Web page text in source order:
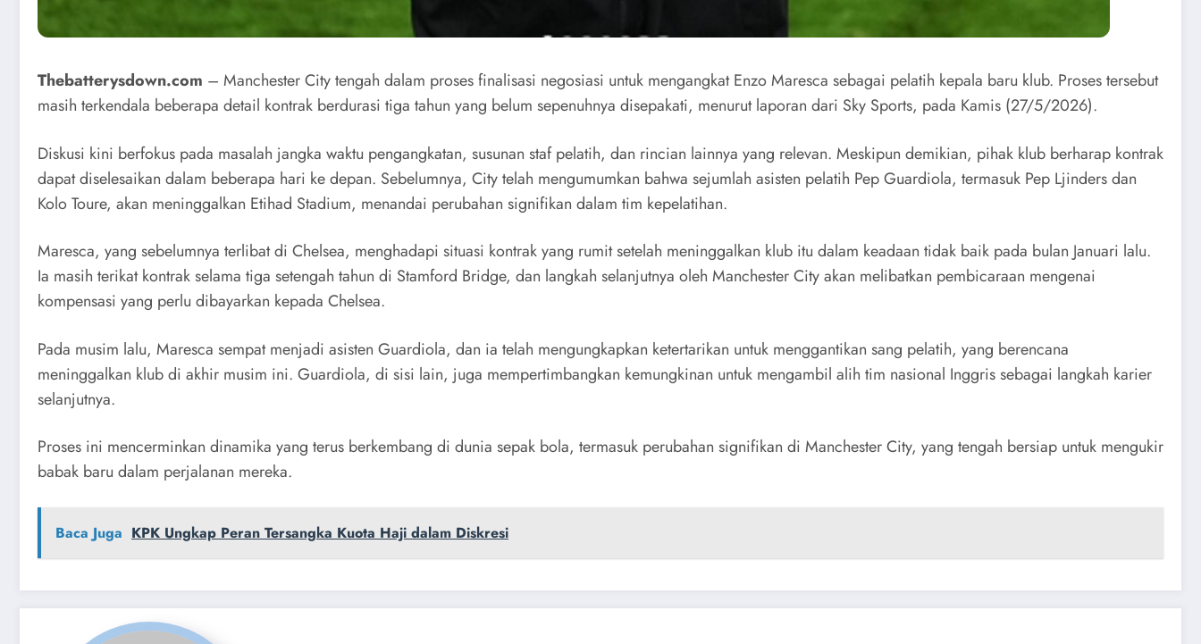
Thebatterysdown.com – Manchester City tengah dalam proses finalisasi negosiasi untuk mengangkat Enzo Maresca sebagai pelatih kepala baru klub. Proses tersebut
masih terkendala beberapa detail kontrak berdurasi tiga tahun yang belum sepenuhnya disepakati, menurut laporan dari Sky Sports, pada Kamis (27/5/2026).
Diskusi kini berfokus pada masalah jangka waktu pengangkatan, susunan staf pelatih, dan rincian lainnya yang relevan. Meskipun demikian, pihak klub berharap kontrak
dapat diselesaikan dalam beberapa hari ke depan. Sebelumnya, City telah mengumumkan bahwa sejumlah asisten pelatih Pep Guardiola, termasuk Pep Ljinders dan
Kolo Toure, akan meninggalkan Etihad Stadium, menandai perubahan signifikan dalam tim kepelatihan.
Maresca, yang sebelumnya terlibat di Chelsea, menghadapi situasi kontrak yang rumit setelah meninggalkan klub itu dalam keadaan tidak baik pada bulan Januari lalu.
Ia masih terikat kontrak selama tiga setengah tahun di Stamford Bridge, dan langkah selanjutnya oleh Manchester City akan melibatkan pembicaraan mengenai
kompensasi yang perlu dibayarkan kepada Chelsea.
Pada musim lalu, Maresca sempat menjadi asisten Guardiola, dan ia telah mengungkapkan ketertarikan untuk menggantikan sang pelatih, yang berencana
meninggalkan klub di akhir musim ini. Guardiola, di sisi lain, juga mempertimbangkan kemungkinan untuk mengambil alih tim nasional Inggris sebagai langkah karier
selanjutnya.
Proses ini mencerminkan dinamika yang terus berkembang di dunia sepak bola, termasuk perubahan signifikan di Manchester City, yang tengah bersiap untuk mengukir
babak baru dalam perjalanan mereka.
Baca Juga KPK Ungkap Peran Tersangka Kuota Haji dalam Diskresi